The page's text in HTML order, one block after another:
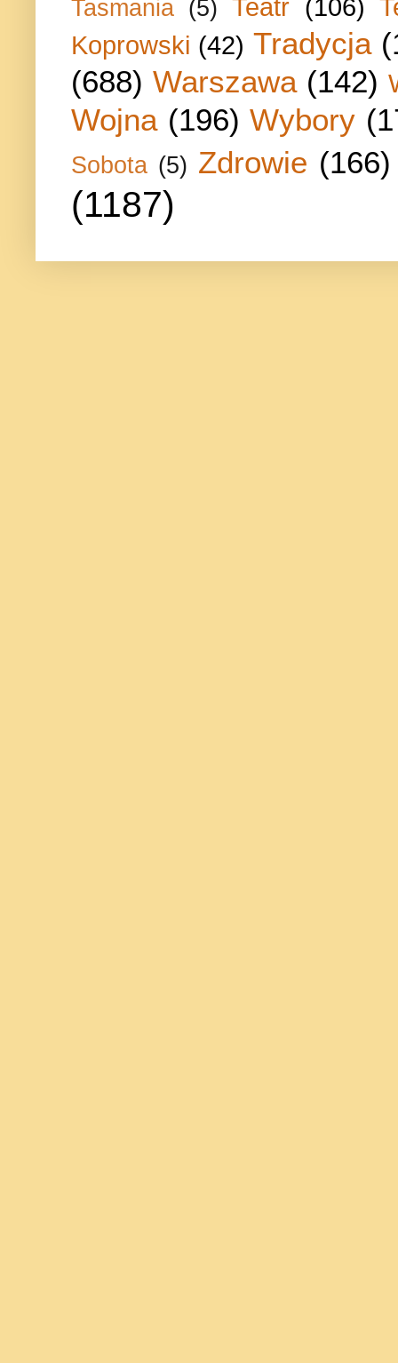
Tasmania (5) Teatr (106)
Koprowski (42) Tradycja
(688) Warszawa (142)
Wojna (196) Wybory
Sobota (5) Zdrowie (166)
(1187)